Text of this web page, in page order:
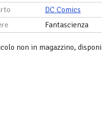
DC Comics
Fantascienza
non in magazzino,